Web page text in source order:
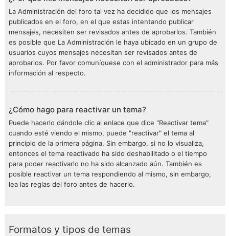
La Administración del foro tal vez ha decidido que los mensajes
publicados en el foro, en el que estas intentando publicar
mensajes, necesiten ser revisados antes de aprobarlos. También
es posible que La Administración le haya ubicado en un grupo de
usuarios cuyos mensajes necesitan ser revisados antes de
aprobarlos. Por favor comuníquese con el administrador para más
información al respecto.
¿Cómo hago para reactivar un tema?
Puede hacerlo dándole clic al enlace que dice "Reactivar tema"
cuando esté viendo el mismo, puede "reactivar" el tema al
principio de la primera página. Sin embargo, si no lo visualiza,
entonces el tema reactivado ha sido deshabilitado o el tiempo
para poder reactivarlo no ha sido alcanzado aún. También es
posible reactivar un tema respondiendo al mismo, sin embargo,
lea las reglas del foro antes de hacerlo.
Formatos y tipos de temas